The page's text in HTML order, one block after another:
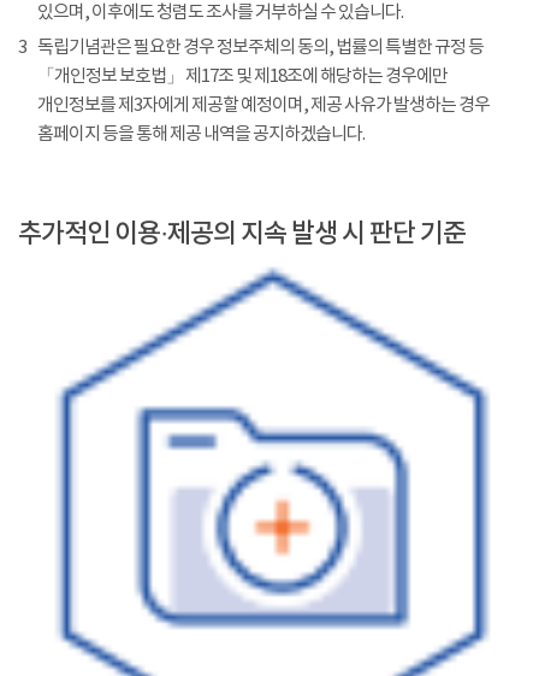
있으며, 이후에도 청렴도 조사를 거부하실 수 있습니다.
3 독립기념관은 필요한 경우 정보주체의 동의, 법률의 특별한 규정 등
「개인정보 보호법」 제17조 및 제18조에 해당하는 경우에만
개인정보를 제3자에게 제공할 예정이며, 제공 사유가 발생하는 경우
홈페이지 등을 통해 제공 내역을 공지하겠습니다.
추가적인 이용·제공의 지속 발생 시 판단 기준